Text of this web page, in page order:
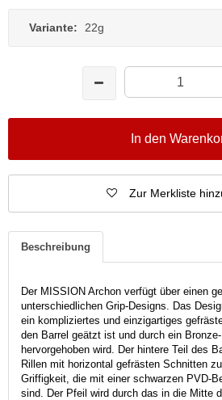
Variante: 22g
In den
Zur Merkliste
Beschreibung
Der MISSION Archon verfügt über einen
unterschiedlichen Grip-Designs. Das
ein kompliziertes und einzigartiges
den Barrel geätzt ist und durch ein
hervorgehoben wird. Der hintere Teil des
Rillen mit horizontal gefrästen Schnitten
Griffigkeit, die mit einer schwarzen PVD-
sind. Der Pfeil wird durch das in die Mitte